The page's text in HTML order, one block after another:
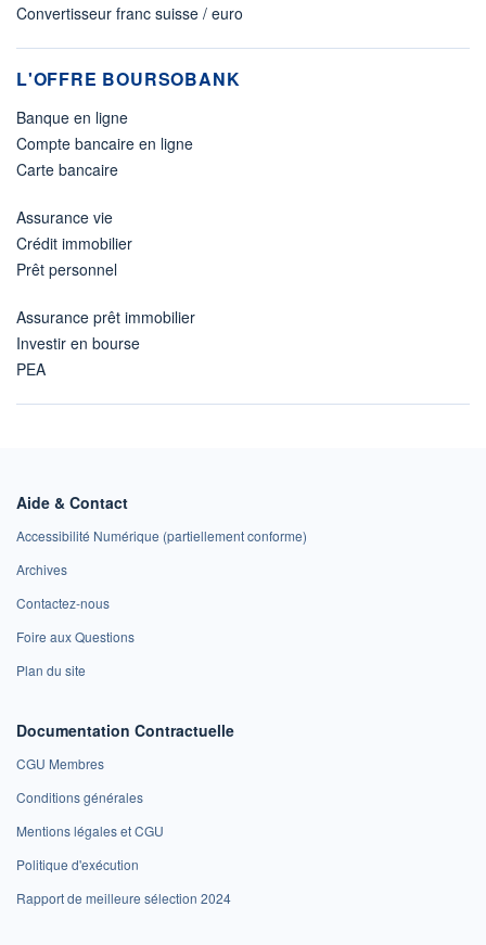
Convertisseur franc suisse / euro
L'OFFRE BOURSOBANK
Banque en ligne
Compte bancaire en ligne
Carte bancaire
Assurance vie
Crédit immobilier
Prêt personnel
Assurance prêt immobilier
Investir en bourse
PEA
Aide & Contact
Accessibilité Numérique (partiellement conforme)
Archives
Contactez-nous
Foire aux Questions
Plan du site
Documentation Contractuelle
CGU Membres
Conditions générales
Mentions légales et CGU
Politique d'exécution
Rapport de meilleure sélection 2024